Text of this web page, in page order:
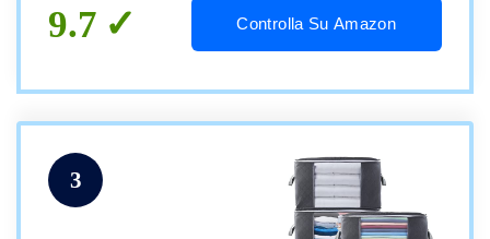
9.7 Controlla Su Amazon
3